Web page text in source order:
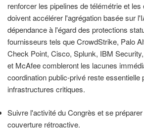
renforcer les pipelines de télémétrie et
doivent accélérer l'agrégation basée sur
dépendance à l'égard des protections
fournisseurs tels que CrowdStrike, Palo
Check Point, Cisco, Splunk, IBM
et McAfee combleront les lacunes
coordination public-privé reste essentielle
infrastructures critiques.
Suivre l'activité du Congrès et se
couverture rétroactive.